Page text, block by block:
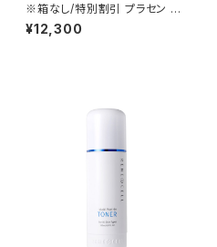
※箱なし/特別割引 プラセン マ
ジックシステム1 | 200ml Plac
en Magic System 1【Rene-
¥12,300